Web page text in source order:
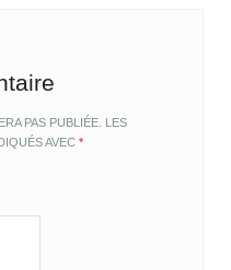
PAS PUBLIÉE. LES
AVEC*